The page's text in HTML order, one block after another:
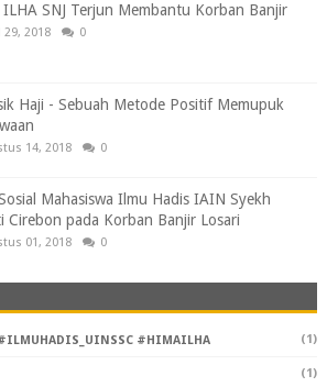
SNJ Terjun Membantu Korban Banjir
29, 2018 0
Haji - Sebuah Metode Positif Memupuk
14, 2018 0
Mahasiswa Ilmu Hadis IAIN Syekh
Cirebon pada Korban Banjir Losari
01, 2018 0
#HIMAILHA (1)
(1)